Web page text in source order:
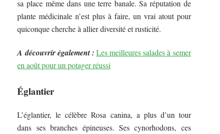
sa place même dans une terre banale. Sa réputation de
plante médicinale n’est plus à faire, un vrai atout pour
quiconque cherche à allier diversité et rusticité.
A découvrir également : Les meilleures salades à semer
en août pour un potager réussi
Églantier
L’églantier, le célèbre Rosa canina, a plus d’un tour
dans ses branches épineuses. Ses cynorhodons, ces